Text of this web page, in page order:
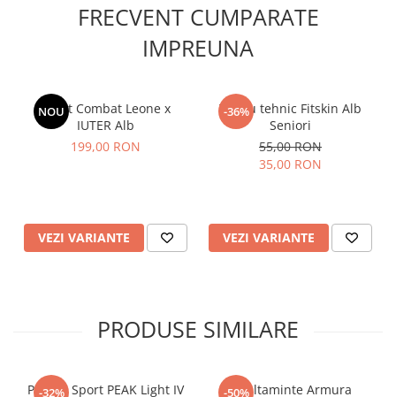
FRECVENT CUMPARATE
IMPREUNA
NOU
Short Combat Leone x
IUTER Alb
199,00 RON
VEZI VARIANTE
-36%
Tricou tehnic Fitskin Alb
Seniori
55,00 RON
35,00 RON
VEZI VARIANTE
PRODUSE SIMILARE
-32%
Pantofi Sport PEAK Light IV
-50%
Incaltaminte Armura